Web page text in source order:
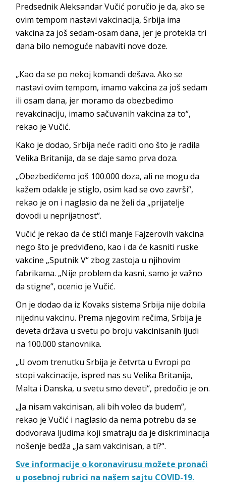
Predsednik Aleksandar Vučić poručio je da, ako se
ovim tempom nastavi vakcinacija, Srbija ima
vakcina za još sedam-osam dana, jer je protekla tri
dana bilo nemoguće nabaviti nove doze.
„Kao da se po nekoj komandi dešava. Ako se
nastavi ovim tempom, imamo vakcina za još sedam
ili osam dana, jer moramo da obezbedimo
revakcinaciju, imamo sačuvanih vakcina za to“,
rekao je Vučić.
Kako je dodao, Srbija neće raditi ono što je radila
Velika Britanija, da se daje samo prva doza.
„Obezbedićemo još 100.000 doza, ali ne mogu da
kažem odakle je stiglo, osim kad se ovo završi“,
rekao je on i naglasio da ne želi da „prijatelje
dovodi u neprijatnost“.
Vučić je rekao da će stići manje Fajzerovih vakcina
nego što je predviđeno, kao i da će kasniti ruske
vakcine „Sputnik V“ zbog zastoja u njihovim
fabrikama. „Nije problem da kasni, samo je važno
da stigne“, ocenio je Vučić.
On je dodao da iz Kovaks sistema Srbija nije dobila
nijednu vakcinu. Prema njegovim rečima, Srbija je
deveta država u svetu po broju vakcinisanih ljudi
na 100.000 stanovnika.
„U ovom trenutku Srbija je četvrta u Evropi po
stopi vakcinacije, ispred nas su Velika Britanija,
Malta i Danska, u svetu smo deveti“, predočio je on.
„Ja nisam vakcinisan, ali bih voleo da budem“,
rekao je Vučić i naglasio da nema potrebu da se
dodvorava ljudima koji smatraju da je diskriminacija
nošenje bedža „Ja sam vakcinisan, a ti?“.
Sve informacije o koronavirusu možete pronaći
u posebnoj rubrici na našem sajtu COVID-19.